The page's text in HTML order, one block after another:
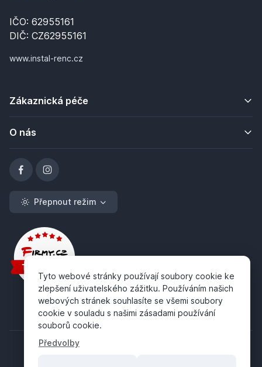
IČO: 62955161
DIČ: CZ62955161
www.instal-renc.cz
Zákaznická péče
O nás
Přepnout režim
Tyto webové stránky používají soubory cookie ke
zlepšení uživatelského zážitku. Používáním našich
webových stránek souhlasíte se všemi soubory
cookie v souladu s našimi zásadami používání
souborů cookie.
Předvolby